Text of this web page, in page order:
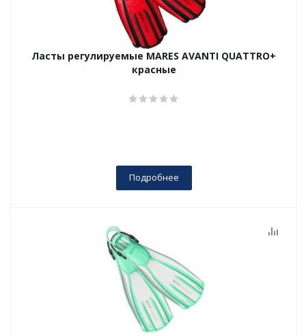
Ласты регулируемые MARES AVANTI QUATTRO+
красные
Подробнее